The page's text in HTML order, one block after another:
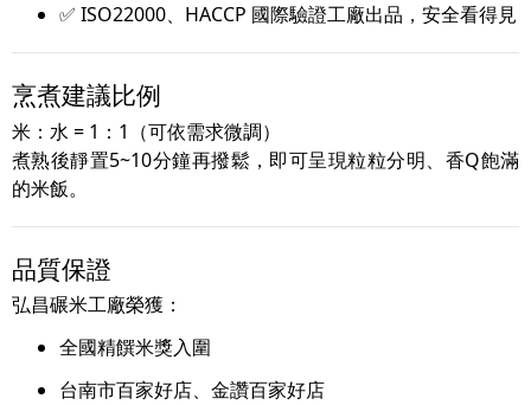
✅ ISO22000、HACCP 國際驗證工廠出品，安全看得見
烹煮建議比例
米：水 = 1：1（可依需求微調）
煮熟後靜置5~10分鐘再撥鬆，即可呈現粒粒分明、香Q飽滿
的米飯。
品質保證
弘昌碾米工廠榮獲：
全國精饌米獎入圍
台南市百家好店、金讚百家好店